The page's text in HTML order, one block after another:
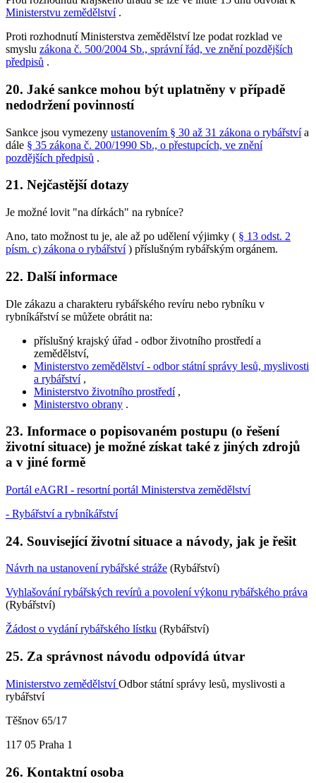
Ministerstvu zemědělství.
Proti rozhodnutí Ministerstva zemědělství lze podat rozklad ve
smyslu zákona č. 500/2004 Sb., správní řád, ve znění pozdějších
předpisů .
20. Jaké sankce mohou být uplatněny v případě
nedodržení povinností
Sankce jsou vymezeny ustanovením § 30 až 31 zákona o rybářstvía
dále § 35 zákona č. 200/1990 Sb., o přestupcích, ve znění
pozdějších předpisů .
21. Nejčastější dotazy
Je možné lovit "na dírkách" na rybníce?
Ano, tato možnost tu je, ale až po udělení výjimky ( § 13 odst. 2
písm. c) zákona o rybářství) příslušným rybářským orgánem.
22. Další informace
Dle zákazu a charakteru rybářského revíru nebo rybníku v
rybníkářství se můžete obrátit na:
příslušný krajský úřad - odbor životního prostředí a
zemědělství,
Ministerstvo zemědělství - odbor státní správy lesů, myslivosti
a rybářství,
Ministerstvo životního prostředí,
Ministerstvo obrany .
23. Informace o popisovaném postupu (o řešení
životní situace) je možné získat také z jiných zdrojů
a v jiné formě
Portál eAGRI - resortní portál Ministerstva zemědělství
- Rybářství a rybníkářství
24. Související životní situace a návody, jak je řešit
Návrh na ustanovení rybářské stráže (Rybářství)
Vyhlašování rybářských revírů a povolení výkonu rybářského práva
(Rybářství)
Žádost o vydání rybářského lístku (Rybářství)
25. Za správnost návodu odpovídá útvar
Ministerstvo zemědělstvíOdbor státní správy lesů, myslivosti a
rybářství
Těšnov 65/17
117 05 Praha 1
26. Kontaktní osoba